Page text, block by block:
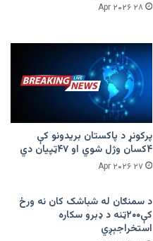
۲۸ Apr ۲۰۲۶
پرکونړ د پاکستان بریدونو کې
۴کسان وژل شوي او ۴۷ټپیان دي
۲۷ Apr ۲۰۲۶
د سمنګان له شباشک کان نه ورځ
کې۲۰۰ټنه د ډبرو سکاره
استخراجېږي